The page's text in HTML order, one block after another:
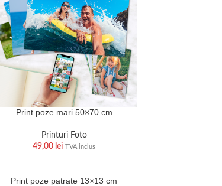
Print poze mari 50×70 cm
Printuri Foto
49,00 lei TVA inclus
Print poze patrate 13×13 cm